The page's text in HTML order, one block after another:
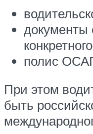
документы
полис
При этом
быть